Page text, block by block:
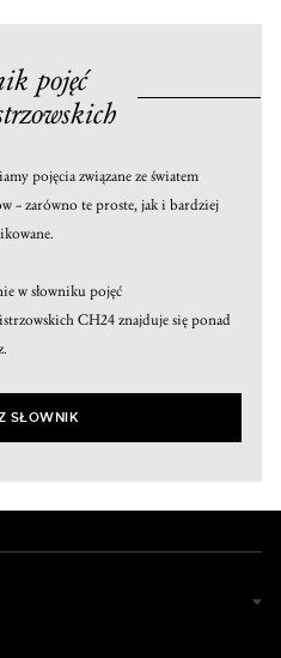
pojęć
pojęcia związane ze światem
– zarówno te proste, jak i bardziej
w słowniku pojęć
CH24 znajduje się ponad
SŁOWNIK